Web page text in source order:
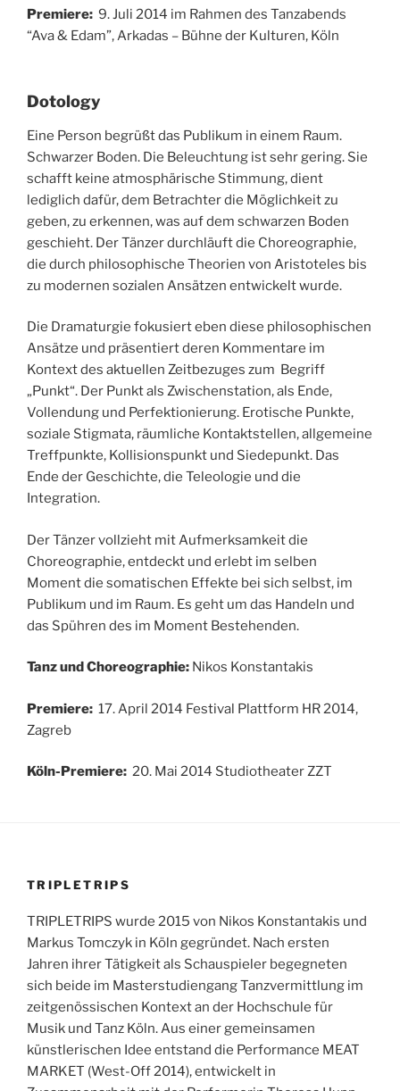
Premiere: 9. Juli 2014 im Rahmen des Tanzabends
“Ava & Edam”, Arkadas – Bühne der Kulturen, Köln
Dotology
Eine Person begrüßt das Publikum in einem Raum.
Schwarzer Boden. Die Beleuchtung ist sehr gering. Sie
schafft keine atmosphärische Stimmung, dient
lediglich dafür, dem Betrachter die Möglichkeit zu
geben, zu erkennen, was auf dem schwarzen Boden
geschieht. Der Tänzer durchläuft die Choreographie,
die durch philosophische Theorien von Aristoteles bis
zu modernen sozialen Ansätzen entwickelt wurde.
Die Dramaturgie fokusiert eben diese philosophischen
Ansätze und präsentiert deren Kommentare im
Kontext des aktuellen Zeitbezuges zum Begriff
„Punkt“. Der Punkt als Zwischenstation, als Ende,
Vollendung und Perfektionierung. Erotische Punkte,
soziale Stigmata, räumliche Kontaktstellen, allgemeine
Treffpunkte, Kollisionspunkt und Siedepunkt. Das
Ende der Geschichte, die Teleologie und die
Integration.
Der Tänzer vollzieht mit Aufmerksamkeit die
Choreographie, entdeckt und erlebt im selben
Moment die somatischen Effekte bei sich selbst, im
Publikum und im Raum. Es geht um das Handeln und
das Spühren des im Moment Bestehenden.
Tanz und Choreographie: Nikos Konstantakis
Premiere: 17. April 2014 Festival Plattform HR 2014,
Zagreb
Köln-Premiere: 20. Mai 2014 Studiotheater ZZT
TRIPLETRIPS
TRIPLETRIPS wurde 2015 von Nikos Konstantakis und
Markus Tomczyk in Köln gegründet. Nach ersten
Jahren ihrer Tätigkeit als Schauspieler begegneten
sich beide im Masterstudiengang Tanzvermittlung im
zeitgenössischen Kontext an der Hochschule für
Musik und Tanz Köln. Aus einer gemeinsamen
künstlerischen Idee entstand die Performance MEAT
MARKET (West-Off 2014), entwickelt in